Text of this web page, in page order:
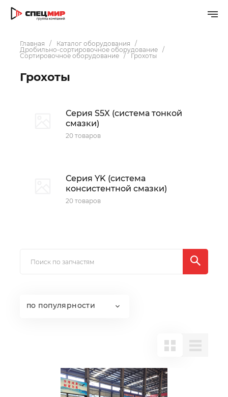
Главная
Каталог оборудования
Дробильно-сортировочное оборудование
Сортировочное оборудование
Грохоты
Грохоты
Серия S5X (система тонкой
смазки)
20 товаров
Серия YK (система
консистентной смазки)
20 товаров
по популярности